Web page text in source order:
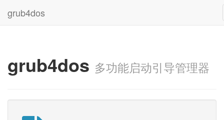
grub4dos
grub4dos 多功能启动引导管理器